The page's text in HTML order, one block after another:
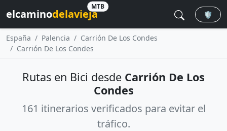
elcaminodelavieja
MTB
🛡️
España Palencia
Carrión De Los Condes
Carrión De Los Condes
Rutas en Bici desde Carrión De Los
Condes
161 itinerarios verificados para evitar el
tráfico.